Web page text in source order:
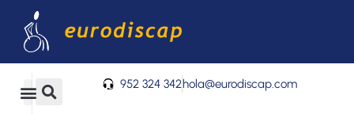
contenido
0
Carrito 952 324 342hola@eurodiscap.com